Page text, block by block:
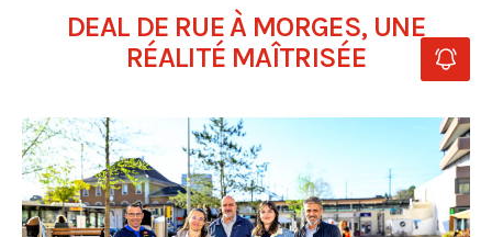
DEAL DE RUE À MORGES, UNE
RÉALITÉ MAÎTRISÉE